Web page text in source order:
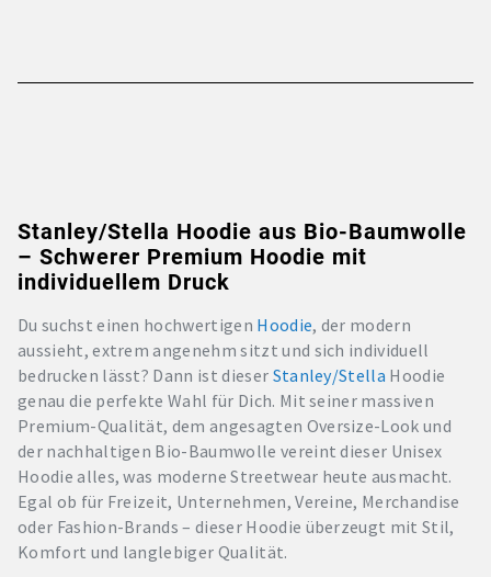
Stanley/Stella Hoodie aus Bio-Baumwolle
– Schwerer Premium Hoodie mit
individuellem Druck
Du suchst einen hochwertigen Hoodie, der modern
aussieht, extrem angenehm sitzt und sich individuell
bedrucken lässt? Dann ist dieser Stanley/Stella Hoodie
genau die perfekte Wahl für Dich. Mit seiner massiven
Premium-Qualität, dem angesagten Oversize-Look und
der nachhaltigen Bio-Baumwolle vereint dieser Unisex
Hoodie alles, was moderne Streetwear heute ausmacht.
Egal ob für Freizeit, Unternehmen, Vereine, Merchandise
oder Fashion-Brands – dieser Hoodie überzeugt mit Stil,
Komfort und langlebiger Qualität.